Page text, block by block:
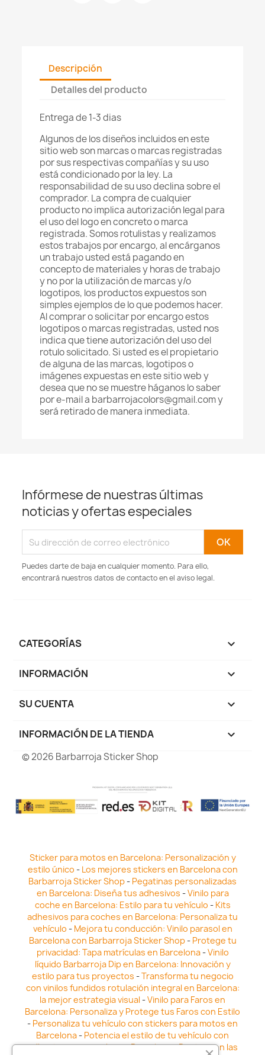
Descripción
Detalles del producto
Entrega de 1-3 dias
Algunos de los diseños incluidos en este
sitio web son marcas o marcas registradas
por sus respectivas compañías y su uso
está condicionado por la ley. La
responsabilidad de su uso declina sobre el
comprador. La compra de cualquier
producto no implica autorización legal para
el uso del logo en concreto o marca
registrada. Somos rotulistas y realizamos
estos trabajos por encargo, al encárganos
un trabajo usted está pagando en
concepto de materiales y horas de trabajo
y no por la utilización de marcas y/o
logotipos, los productos expuestos son
simples ejemplos de lo que podemos hacer.
Al comprar o solicitar por encargo estos
logotipos o marcas registradas, usted nos
indica que tiene autorización del uso del
rotulo solicitado. Si usted es el propietario
de alguna de las marcas, logotipos o
imágenes expuestas en este sitio web y
desea que no se muestre háganos lo saber
por e-mail a barbarrojacolors@gmail.com y
será retirado de manera inmediata.
Infórmese de nuestras últimas
noticias y ofertas especiales
Puedes darte de baja en cualquier momento. Para ello,
encontrará nuestros datos de contacto en el aviso legal.
CATEGORÍAS 
INFORMACIÓN 
SU CUENTA 
INFORMACIÓN DE LA TIENDA keyboard_arrow_down
© 2026 Barbarroja Sticker Shop
Sticker para motos en Barcelona: Personalización y
estilo único - Los mejores stickers en Barcelona con
Barbarroja Sticker Shop- Pegatinas personalizadas
en Barcelona: Diseña tus adhesivos -Vinilo para
coche en Barcelona: Estilo para tu vehículo - Kits
adhesivos para coches en Barcelona: Personaliza tu
vehículo - Mejora tu conducción: Vinilo parasol en
Barcelona con Barbarroja Sticker Shop- Protege tu
privacidad: Tapa matrículas en Barcelona-Vinilo
líquido Barbarroja Dip en Barcelona: Innovación y
estilo para tus proyectos -Transforma tu negocio
con vinilos fundidos rotulación integral en Barcelona:
la mejor estrategia visual -Vinilo para Faros en
Barcelona: Personaliza y Protege tus Faros con Estilo
- Personaliza tu vehículo con stickers para motos en
Barcelona- Potencia el estilo de tu vehículo con
adhesivos para coche en Barcelona-Destaca en las